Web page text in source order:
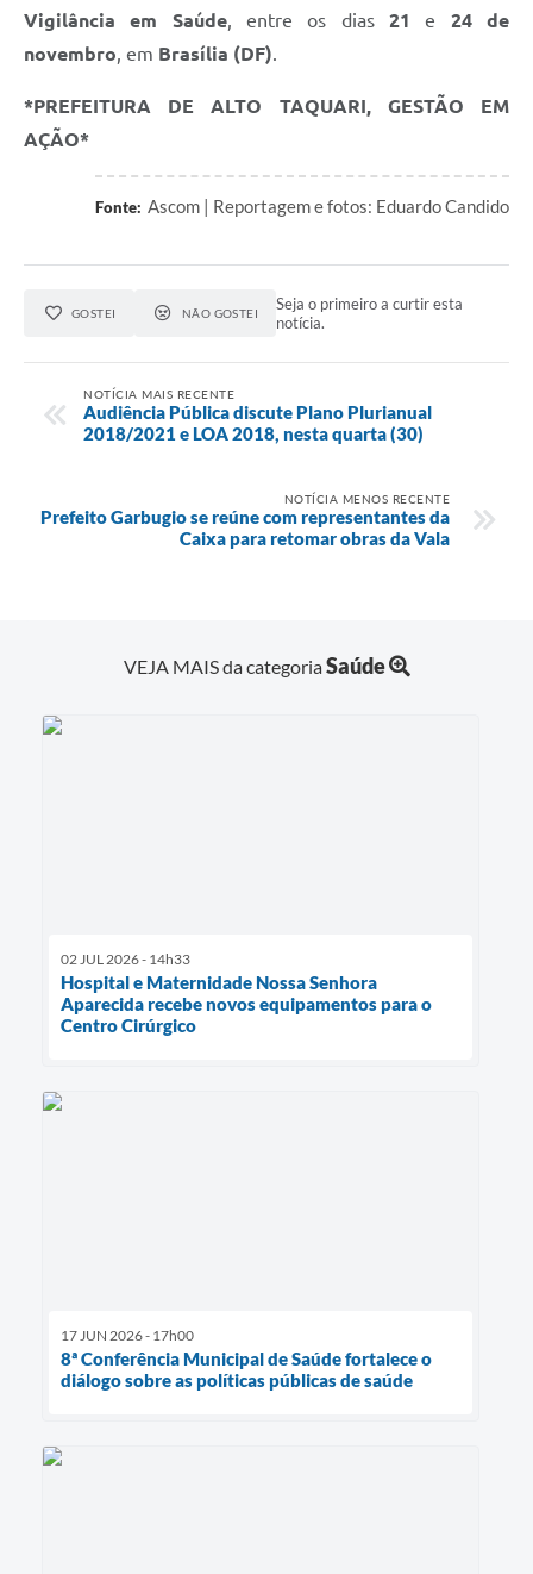
Vigilância em Saúde, entre os dias21 e 24 de
novembro, em Brasília (DF).
*PREFEITURA DE ALTO TAQUARI, GESTÃO EM
AÇÃO*
Fonte: Ascom | Reportagem e fotos: Eduardo Candido
GOSTEI NÃO GOSTEI
Seja o primeiro a curtir esta
notícia.
NOTÍCIA MAIS RECENTE
Audiência Pública discute Plano Plurianual
2018/2021 e LOA 2018, nesta quarta (30)
NOTÍCIA MENOS RECENTE
Prefeito Garbugio se reúne com representantes da
Caixa para retomar obras da Vala
VEJA MAIS da categoriaSaúde
02 JUL 2026 - 14h33
Hospital e Maternidade Nossa Senhora
Aparecida recebe novos equipamentos para o
Centro Cirúrgico
17 JUN 2026 - 17h00
8ª Conferência Municipal de Saúde fortalece o
diálogo sobre as políticas públicas de saúde